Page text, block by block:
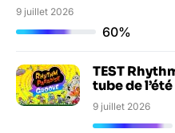
9 juillet 2026
60%
TEST
tube de
9 juillet 2026